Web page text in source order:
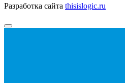
Разработка сайта thisislogic.ru